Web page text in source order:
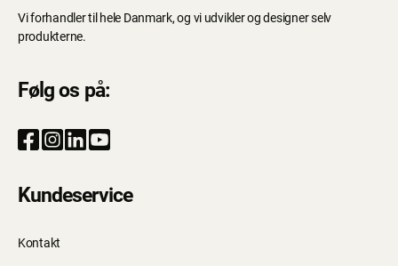
Vi forhandler til hele Danmark, og vi udvikler og designer selv
produkterne.
Følg os på:
Kundeservice
Kontakt